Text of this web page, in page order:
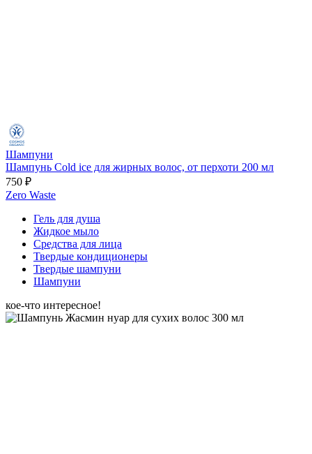
Шампуни
Шампунь Cold ice для жирных волос, от перхоти 200 мл
750 ₽
Zero Waste
Гель для душа
Жидкое мыло
Средства для лица
Твердые кондиционеры
Твердые шампуни
Шампуни
кое-что интересное!